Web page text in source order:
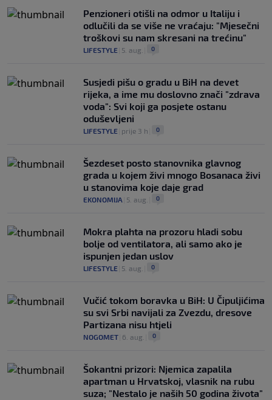
Penzioneri otišli na odmor u Italiju i
odlučili da se više ne vraćaju: "Mjesečni
troškovi su nam skresani na trećinu"
LIFESTYLE 5. aug. 0
Susjedi pišu o gradu u BiH na devet
rijeka, a ime mu doslovno znači "zdrava
voda": Svi koji ga posjete ostanu
oduševljeni
LIFESTYLE prije 3 h 0
Šezdeset posto stanovnika glavnog
grada u kojem živi mnogo Bosanaca živi
u stanovima koje daje grad
EKONOMIJA 5. aug. 0
Mokra plahta na prozoru hladi sobu
bolje od ventilatora, ali samo ako je
ispunjen jedan uslov
LIFESTYLE 5. aug. 0
Vučić tokom boravka u BiH: U Čipuljićima
su svi Srbi navijali za Zvezdu, dresove
Partizana nisu htjeli
NOGOMET 6. aug. 0
Šokantni prizori: Njemica zapalila
apartman u Hrvatskoj, vlasnik na rubu
suza; "Nestalo je naših 50 godina života"